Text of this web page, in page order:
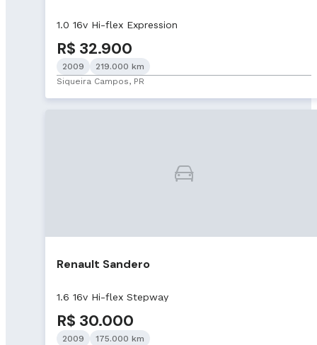
1.0 16v Hi-flex Expression
R$ 32.900
2009
219.000 km
Siqueira Campos, PR
Renault Sandero
1.6 16v Hi-flex Stepway
R$ 30.000
2009
175.000 km